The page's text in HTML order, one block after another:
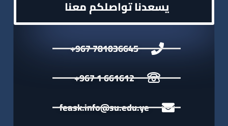
يسعدنا تواصلكم معنا
781036645 967+
661612 1 967+
feask.info@su.edu.ye